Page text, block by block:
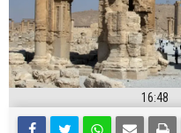
16:48